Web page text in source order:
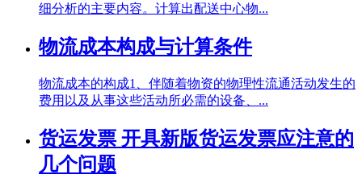
细分析的主要内容。计算出配送中心物...
物流成本构成与计算条件
物流成本的构成1、伴随着物资的物理性流通活动发生的
费用以及从事这些活动所必需的设备、...
货运发票 开具新版货运发票应注意的
几个问题